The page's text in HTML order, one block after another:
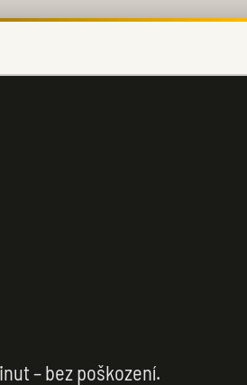
– bez poškození.